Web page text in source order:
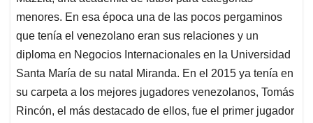
menores. En esa época una de las pocos pergaminos
que tenía el venezolano eran sus relaciones y un
diploma en Negocios Internacionales en la Universidad
Santa María de su natal Miranda. En el 2015 ya tenía en
su carpeta a los mejores jugadores venezolanos, Tomás
Rincón, el más destacado de ellos, fue el primer jugador